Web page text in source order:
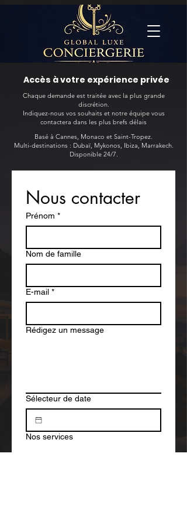
Accès à votre expérience privée
Chaque demande est traitée avec la plus grande
discrétion.
Indiquez-nous vos souhaits et notre équipe vous
contactera dans les plus brefs délais
Basé à Cannes, Monaco et Saint-Tropez.
Multi-destinations : Dubaï, Mykonos, Ibiza, Marrakech.
Disponible 24/7.
Nous contacter
Prénom *
Nom de famille
E-mail *
Rédigez un message
Sélecteur de date
Nos services